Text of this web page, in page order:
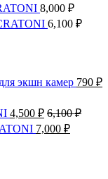
8,000 ₽
6,100 ₽
экшн камер 790 ₽
4,500 ₽ 6,100₽
7,000 ₽